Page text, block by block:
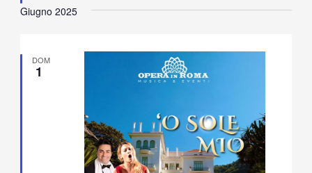
Giugno 2025
DOM
1